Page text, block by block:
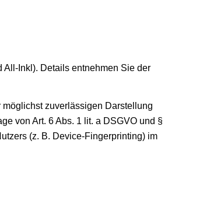
Inkl). Details entnehmen Sie der
zuverlässigen Darstellung
von Art. 6 Abs. 1 lit. a DSGVO und §
(z. B. Device-Fingerprinting) im